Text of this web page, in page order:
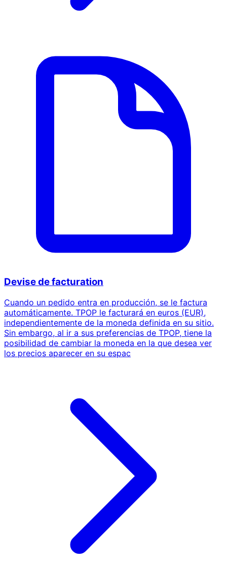
Devise de facturation
Cuando un pedido entra en producción, se le factura
automáticamente. TPOP le facturará en euros (EUR),
independientemente de la moneda definida en su sitio.
Sin embargo, al ir a sus preferencias de TPOP, tiene la
posibilidad de cambiar la moneda en la que desea ver
los precios aparecer en su espac